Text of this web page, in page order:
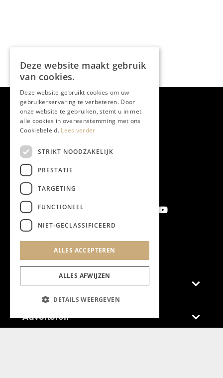
Aanmelden nieuwsbrief
Magazine
Adverteren
Deze website maakt gebruik
van cookies.
Deze website gebruikt cookies om uw
gebruikerservaring te verbeteren. Door
onze website te gebruiken, stemt u in met
alle cookies in overeenstemming met ons
Cookiebeleid. Lees verder
STRIKT NOODZAKELIJK
PRESTATIE
TARGETING
FUNCTIONEEL
NIET-GECLASSIFICEERD
ALLES ACCEPTEREN
ALLES AFWIJZEN
DETAILS WEERGEVEN